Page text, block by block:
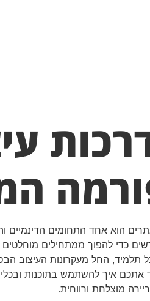
הוא אחד התחומים
כדי להפוך ממתחילים
החל מעקרונות העיצוב
איך להשתמש בתוכנות
מוצלחת ורווחית.